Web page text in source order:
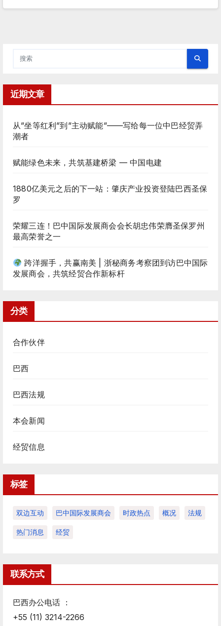
近期文章
从”坐等红利”到”主动赋能”——写给每一位中巴经贸弄
潮者
赋能绿色未来，共筑基建桥梁 — 中国电建
1880亿美元之后的下一站：肇庆产业投资登陆巴西圣保
罗
荣耀三连！巴中国际发展商会会长胡忠伟荣膺圣保罗州
最高荣誉之一
跨洋握手，共赢南美 | 浙秘商务考察团到访巴中国际
发展商会，共筑经贸合作新标杆
分类
合作伙伴
巴西
巴西法规
本会新闻
经贸信息
标签
双边互动 巴中国际发展商会 时政热点 概况 法规
热门消息 经贸
联系方式
巴西办公电话 ：
+55 (11) 3214-2266